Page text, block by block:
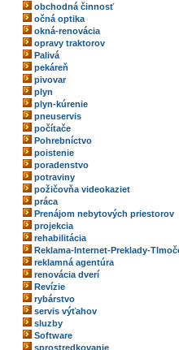
obchodná činnosť
očná optika
okná-renovácia
opravy traktorov
Palivá
pekáreň
pivovar
plyn
plyn-kúrenie
pneuservis
počítače
Pohrebníctvo
poistenie
poradenstvo
potraviny
požičovňa videokaziet
práca
Prenájom nebytových priestorov
projekcia
rehabilitácia
Reklama-Internet-Preklady-
reklamná agentúra
renovácia dverí
Revízie
rybárstvo
servis výťahov
sluzby
Software
sprostredkovanie